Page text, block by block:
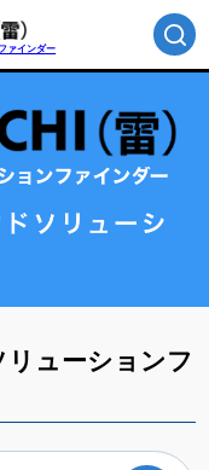
ァインダー
ューションフ